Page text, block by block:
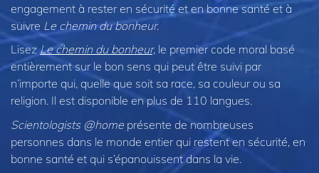
engagement à rester en sécurité et en bonne santé et à
suivre Le chemin du bonheur.
LisezLe chemin du bonheur, le premier code moral basé
entièrement sur le bon sens qui peut être suivi par
n’importe qui, quelle que soit sa race, sa couleur ou sa
religion. Il est disponible en plus de 110 langues.
Scientologists @home présente de nombreuses
personnes dans le monde entier qui restent en sécurité, en
bonne santé et qui s’épanouissent dans la vie.